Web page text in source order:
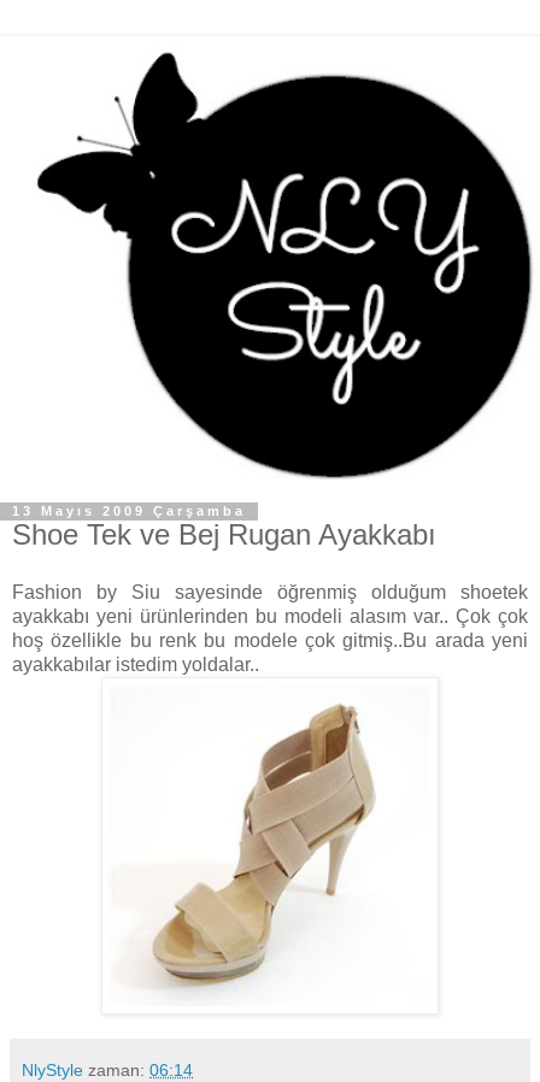
13 Mayıs 2009 Çarşamba
Shoe Tek ve Bej Rugan Ayakkabı
Fashion by Siu sayesinde öğrenmiş olduğum shoetek
ayakkabı yeni ürünlerinden bu modeli alasım var.. Çok çok
hoş özellikle bu renk bu modele çok gitmiş..Bu arada yeni
ayakkabılar istedim yoldalar..
NlyStyle zaman: 06:14